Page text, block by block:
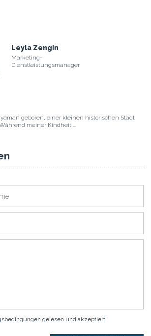
Leyla Zengin
Marketing-
Dienstleistungsmanager
geboren, einer kleinen historischen Stadt
meiner Kindheit ...
gelesen und akzeptiert